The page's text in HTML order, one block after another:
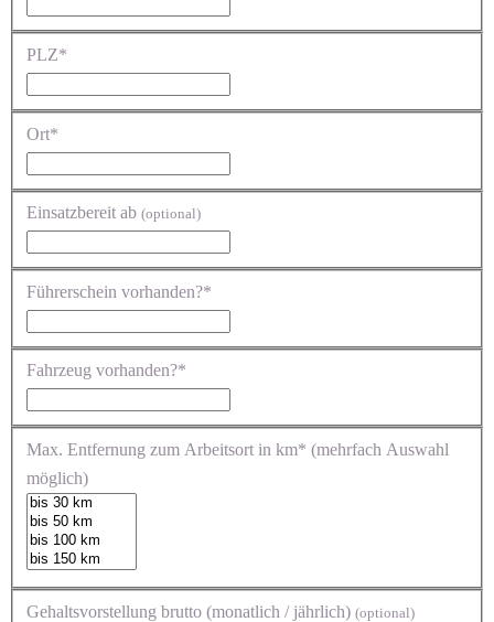
PLZ*
Ort*
Einsatzbereit ab (optional)
Führerschein vorhanden?*
Fahrzeug vorhanden?*
Max. Entfernung zum Arbeitsort in km* (mehrfach Auswahl
möglich)
Gehaltsvorstellung brutto (monatlich / jährlich) (optional)